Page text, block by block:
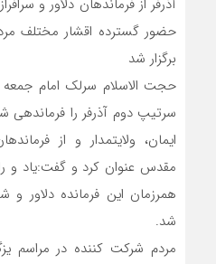
آذرفر از فرماندهان دلاور و
حضور گسترده اقشار مختلف
برگزار شد
حجت الاسلام سرلک امام جمعه
سرتیپ دوم آذرفر را فرماندهی
ایمان، ولایتمدار و از
مقدس عنوان کرد و گفت:یاد و
همرزمان این فرمانده دلاور
شد.
مردم شرکت کننده در مراسم